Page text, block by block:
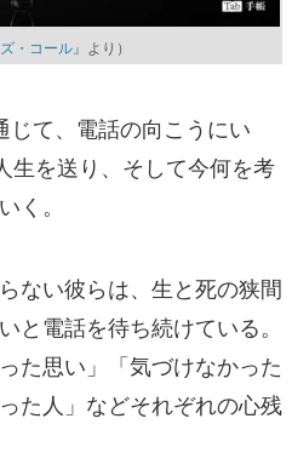
・コール』 より）
じて、電話の向こうにい
生を送り、そして今何を考
く。
ない彼らは、生と死の狭間
と電話を待ち続けている。
た思い」「気づけなかった
た人」などそれぞれの心残